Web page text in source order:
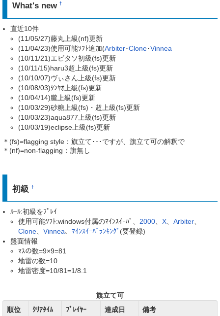
What's new†
直近10件
(11/05/27)藤丸上級(nf)更新
(11/04/23)使用可能ｿﾌﾄ追加(Arbiter･Clone･Vinnea
(10/11/21)エビタソ初級(fs)更新
(10/11/15)haru3超上級(fs)更新
(10/10/07)ヴぃさん上級(fs)更新
(10/08/03)ﾀﾝﾔｵ上級(fs)更新
(10/04/14)朧上級(fs)更新
(10/03/29)砂糖上級(fs)・超上級(fs)更新
(10/03/23)aqua877上級(fs)更新
(10/03/19)eclipse上級(fs)更新
＊(fs)=flagging style：旗立て･･･ですが、旗立て可の解釈で
＊(nf)=non-flagging：旗無し
初級†
ﾙｰﾙ:初級をﾌﾟﾚｲ
使用可能ｿﾌﾄ:windows付属のﾏｲﾝｽｲｰﾊﾟ、 2000 X Arbiter
Clone
Vinnea、 ﾏｲﾝｽｲｰﾊﾟﾗﾝｷﾝｸﾞ (要登録)
盤面情報
ﾏｽの数=9×9=81
地雷の数=10
地雷密度=10/81=1/8.1
旗立て可
順位
ｸﾘｱﾀｲﾑ ﾌﾟﾚｲﾔｰ 達成日 備考